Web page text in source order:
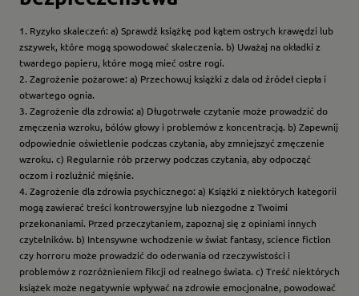
1. Ryzyko skaleczeń: a) Sprawdź książkę pod kątem ostrych krawędzi lub
zszywek, które mogą spowodować skaleczenia. b) Uważaj na okładki z
twardego papieru, które mogą mieć ostre rogi.
2. Zagrożenie pożarowe: a) Przechowuj książki z dala od źródeł ciepła i
otwartego ognia.
3. Zagrożenie dla zdrowia: a) Długotrwałe czytanie może prowadzić do
zmęczenia wzroku, bólów głowy i problemów z koncentracją. b) Zapewnij
odpowiednie oświetlenie podczas czytania, aby zmniejszyć zmęczenie
wzroku. c) Regularnie rób przerwy podczas czytania, aby odpocząć
oczom i rozluźnić mięśnie.
4. Zagrożenie dla zdrowia psychicznego: a) Książki z niektórych kategorii
mogą zawierać treści kontrowersyjne lub niezgodne z Twoimi
przekonaniami. Przed przeczytaniem, zapoznaj się z opiniami innych
czytelników. b) Intensywne wchodzenie w świat fantasy, science fiction
czy horroru może prowadzić do oderwania od rzeczywistości i
problemów z rozróżnieniem fikcji od realnego świata. c) Treść niektórych
książek może negatywnie wpływać na zdrowie emocjonalne, powodować